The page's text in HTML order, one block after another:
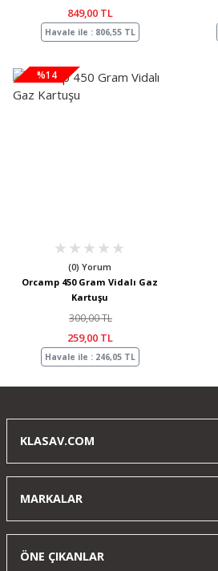
849,00 TL
Havale ile : 806,55 TL
%14
(0) Yorum
Orcamp 450 Gram Vidalı Gaz
Kartuşu
300,00 TL
259,00 TL
Havale ile : 246,05 TL
KLASAV.COM
MARKALAR
ÖNE ÇIKANLAR